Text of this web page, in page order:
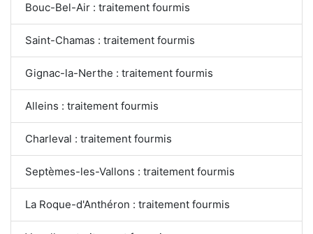
Bouc-Bel-Air : traitement fourmis
Saint-Chamas : traitement fourmis
Gignac-la-Nerthe : traitement fourmis
Alleins : traitement fourmis
Charleval : traitement fourmis
Septèmes-les-Vallons : traitement fourmis
La Roque-d'Anthéron : traitement fourmis